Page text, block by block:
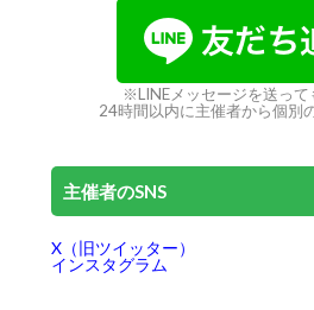
※LINEメッセージを送って
24時間以内に主催者から個別
主催者のSNS
X（旧ツイッター）
インスタグラム